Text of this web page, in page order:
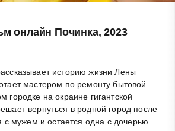
онлайн Починка, 2023
историю жизни Лены
мастером по ремонту бытовой
городке на окраине гигантской
вернуться в родной город после
с мужем и остается одна с дочерью.